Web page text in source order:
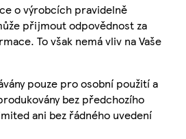
o výrobcích pravidelně
přijmout odpovědnost za
To však nemá vliv na Vaše
pouze pro osobní použití a
bez předchozího
ani bez řádného uvedení